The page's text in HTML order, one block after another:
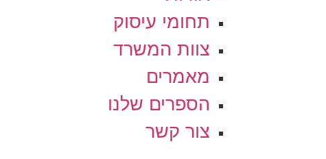
תחומי עיסוק
צוות המשרד
מאמרים
הספרים שלנו
צור קשר